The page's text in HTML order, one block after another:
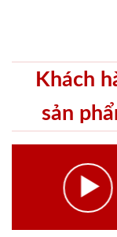
Khách
sản